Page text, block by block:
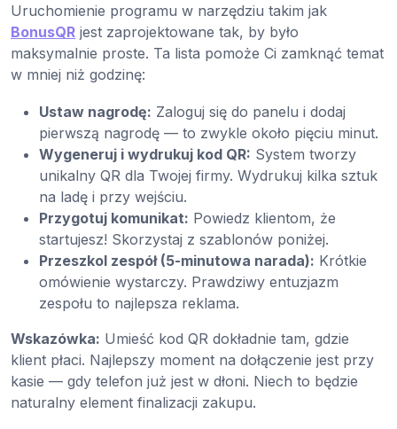
Uruchomienie programu w narzędziu takim jak
BonusQR jest zaprojektowane tak, by było
maksymalnie proste. Ta lista pomoże Ci zamknąć temat
w mniej niż godzinę:
Ustaw nagrodę: Zaloguj się do panelu i dodaj
pierwszą nagrodę — to zwykle około pięciu minut.
Wygeneruj i wydrukuj kod QR: System tworzy
unikalny QR dla Twojej firmy. Wydrukuj kilka sztuk
na ladę i przy wejściu.
Przygotuj komunikat: Powiedz klientom, że
startujesz! Skorzystaj z szablonów poniżej.
Przeszkol zespół (5-minutowa narada): Krótkie
omówienie wystarczy. Prawdziwy entuzjazm
zespołu to najlepsza reklama.
Wskazówka: Umieść kod QR dokładnie tam, gdzie
klient płaci. Najlepszy moment na dołączenie jest przy
kasie — gdy telefon już jest w dłoni. Niech to będzie
naturalny element finalizacji zakupu.